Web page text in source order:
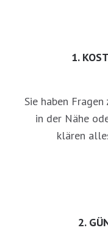
1.
Sie haben
in der Nähe
klären
2.